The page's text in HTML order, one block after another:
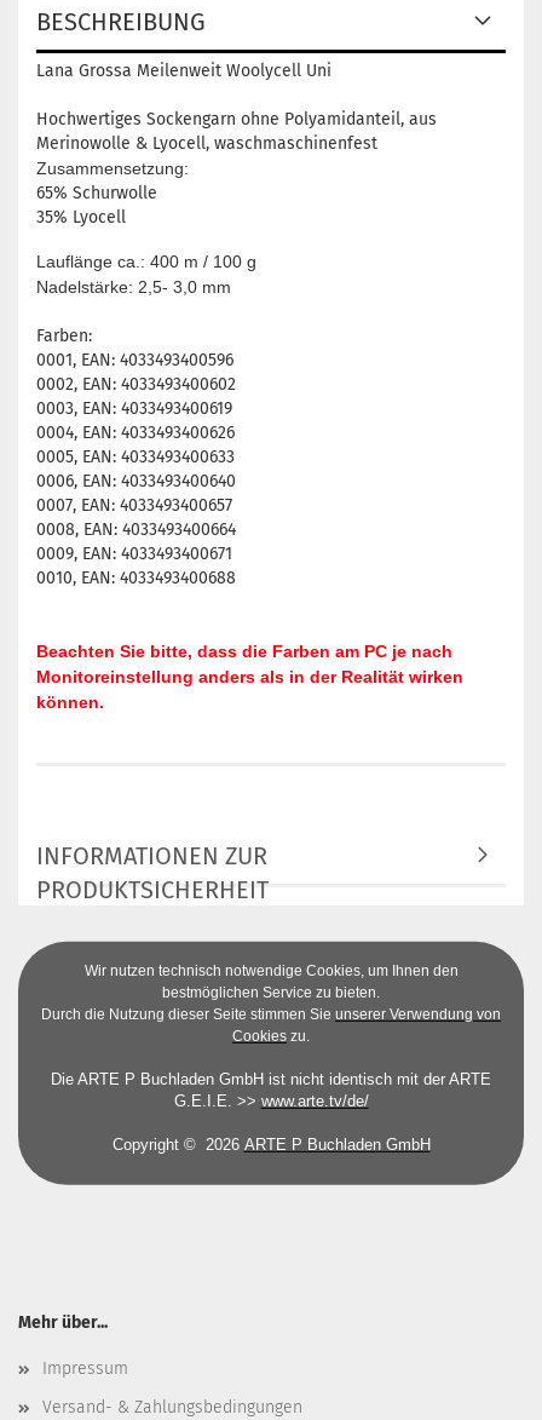
BESCHREIBUNG
Lana Grossa Meilenweit Woolycell Uni
Hochwertiges Sockengarn ohne Polyamidanteil, aus
Merinowolle & Lyocell, waschmaschinenfest
Zusammensetzung:
65% Schurwolle
35% Lyocell
Lauflänge ca.: 400 m / 100 g
Nadelstärke: 2,5- 3,0 mm
Farben:
0001, EAN: 4033493400596
0002, EAN: 4033493400602
0003, EAN: 4033493400619
0004, EAN: 4033493400626
0005, EAN: 4033493400633
0006, EAN: 4033493400640
0007, EAN: 4033493400657
0008, EAN: 4033493400664
0009, EAN: 4033493400671
0010, EAN: 4033493400688
Beachten Sie bitte, dass die Farben am PC je nach
Monitoreinstellung anders als in der Realität wirken
können.
INFORMATIONEN ZUR
PRODUKTSICHERHEIT
Wir nutzen technisch notwendige Cookies, um Ihnen den
bestmöglichen Service zu bieten.
Durch die Nutzung dieser Seite stimmen Sie unserer Verwendung von
Cookies zu.
Die ARTE P Buchladen GmbH ist nicht identisch mit der ARTE
G.E.I.E. >> www.arte.tv/de/
Copyright © 2026 ARTE P Buchladen GmbH
Mehr über...
Impressum
Versand- & Zahlungsbedingungen